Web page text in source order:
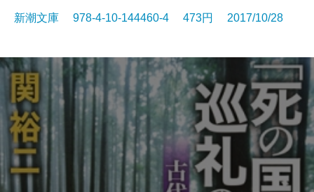
新潮文庫 978-4-10-144460-4 473円 2017/10/28